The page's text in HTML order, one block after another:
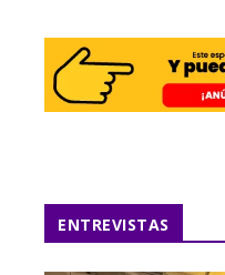
ENTREVISTAS